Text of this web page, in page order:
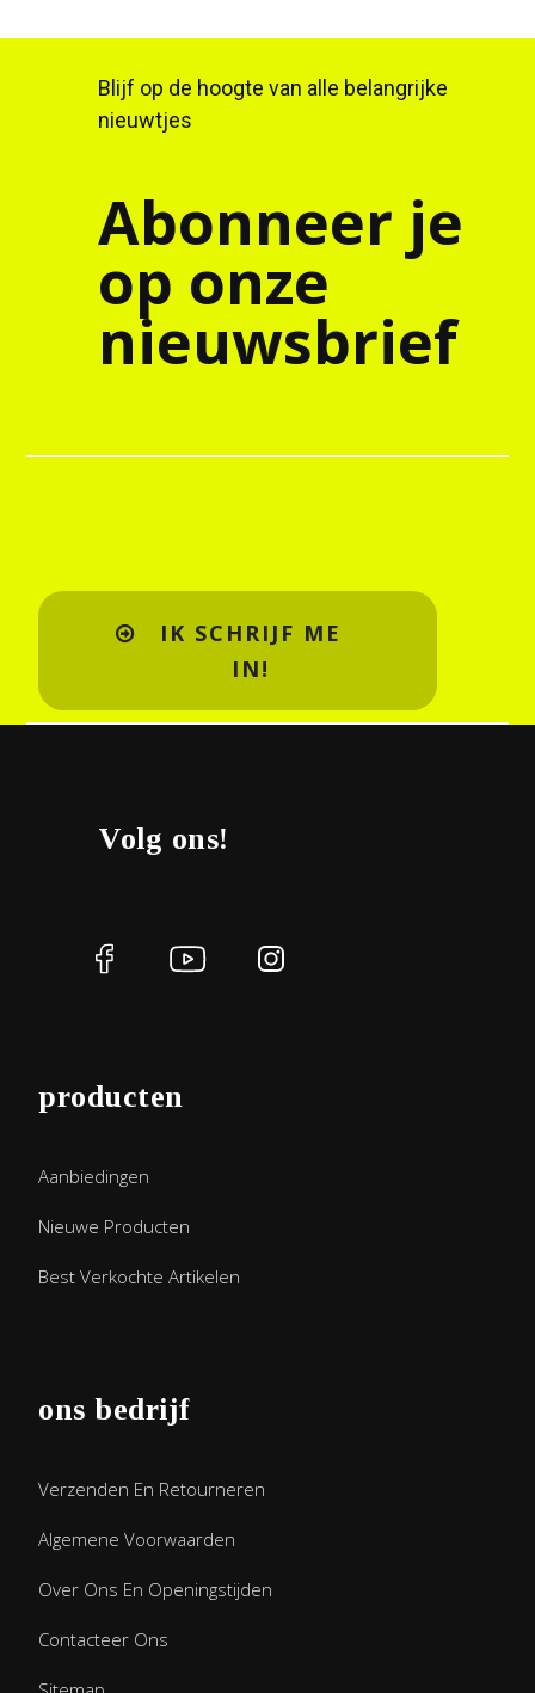
Blijf op de hoogte van alle belangrijke
nieuwtjes
Abonneer je
op onze
nieuwsbrief
IK SCHRIJF ME
IN!
Volg ons!
producten
Aanbiedingen
Nieuwe Producten
Best Verkochte Artikelen
ons bedrijf
Verzenden En Retourneren
Algemene Voorwaarden
Over Ons En Openingstijden
Contacteer Ons